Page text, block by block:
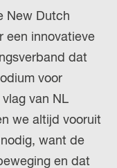
New Dutch
een innovatieve
dat
voor
van NL
we altijd vooruit
want de
en dat